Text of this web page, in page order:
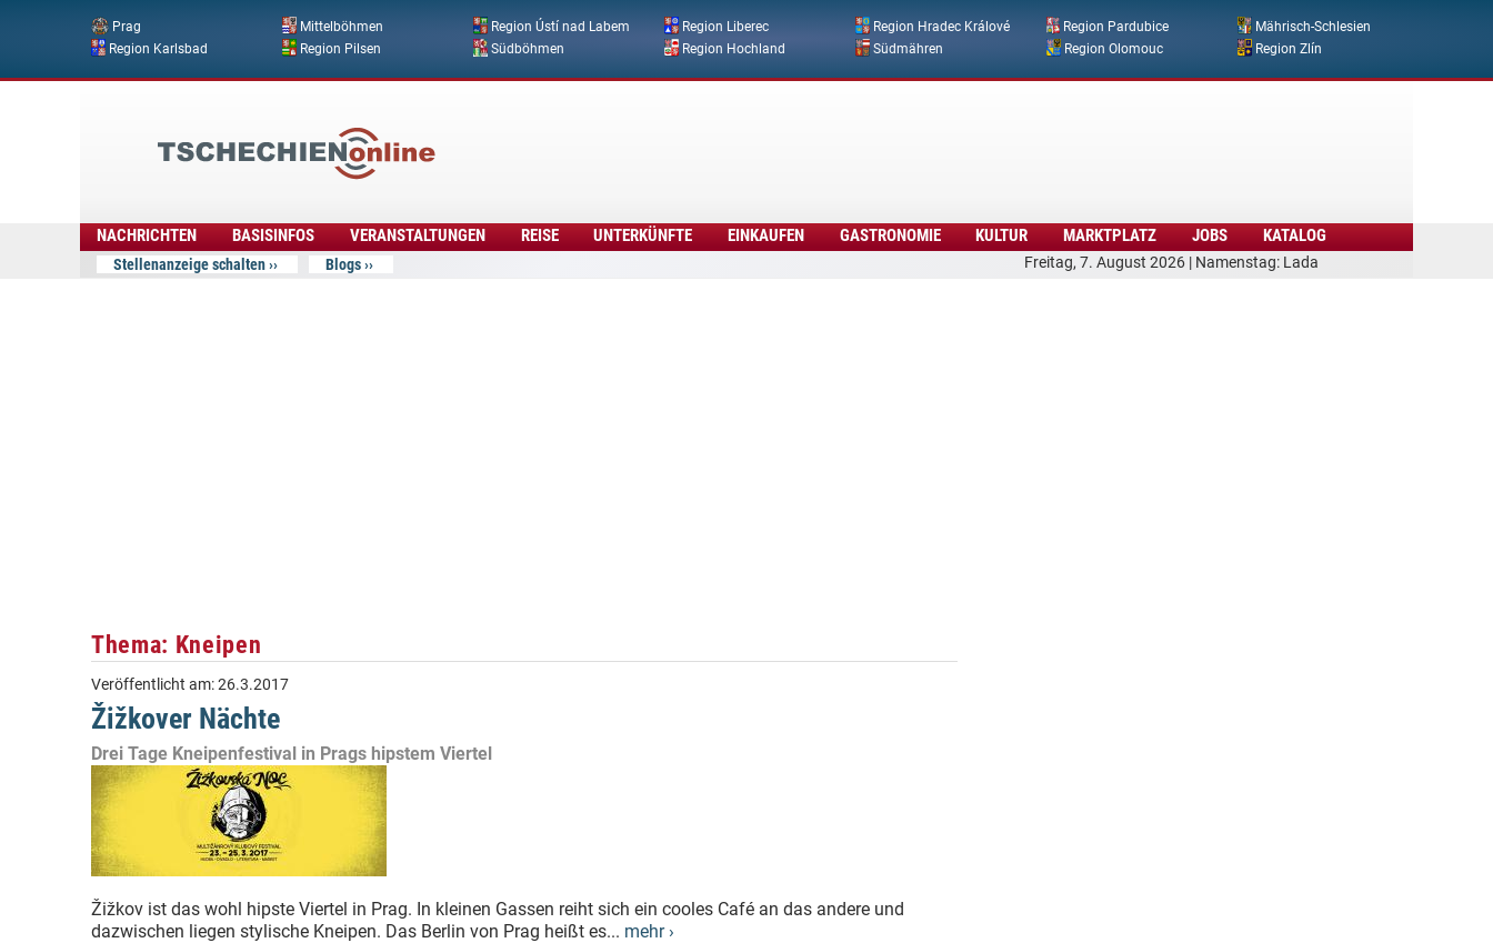
Direkt zum Inhalt
Prag Mittelböhmen Region Ústí nad Labem Region Liberec Region Hradec Králové Region Pardubice
Mährisch-Schlesien
Region Karlsbad
Region Pilsen Südböhmen Region Hochland Südmähren Region Olomouc Region Zlín
Freitag, 7. August 2026 | Namenstag: Lada
Online
NACHRICHTEN BASISINFOS VERANSTALTUNGEN REISE UNTERKÜNFTE EINKAUFEN GASTRONOMIE KULTUR MARKTPLATZ JOBS KATALOG
Stellenanzeige schalten Blogs
Thema: Kneipen
Veröffentlicht am:26.3.2017
Žižkover Nächte
Drei Tage Kneipenfestival in Prags hipstem Viertel
Žižkov ist das wohl hipste Viertel in Prag. In kleinen Gassen reiht sich ein cooles Café an das andere und
dazwischen liegen stylische Kneipen. Das Berlin von Prag heißt es... mehr ›